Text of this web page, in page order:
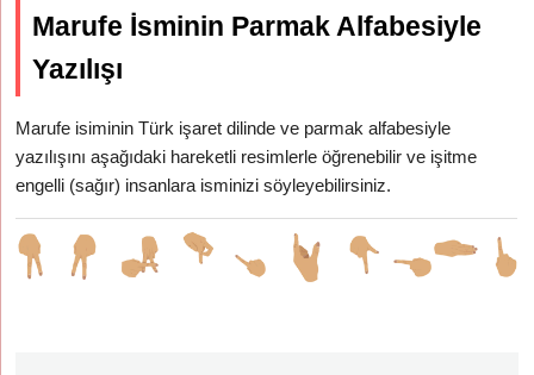
Marufe İsminin Parmak Alfabesiyle
Yazılışı
Marufe isiminin Türk işaret dilinde ve parmak alfabesiyle
yazılışını aşağıdaki hareketli resimlerle öğrenebilir ve işitme
engelli (sağır) insanlara isminizi söyleyebilirsiniz.